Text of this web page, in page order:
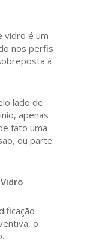
vidro é um
nos perfis
à
lado de
apenas
fato uma
ou parte
o